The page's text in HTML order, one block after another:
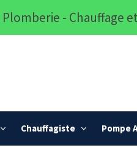
- Chauffage
Chauffagiste Pompe